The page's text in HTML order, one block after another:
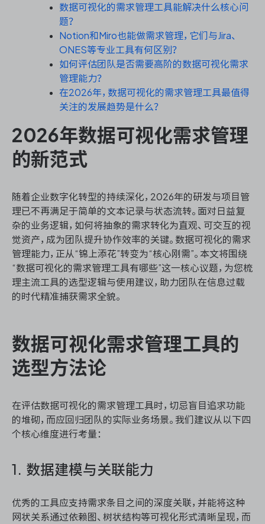
数据可视化的需求管理工具能解决什么核心问
题？
Notion和Miro也能做需求管理，它们与Jira、
ONES等专业工具有何区别？
如何评估团队是否需要高阶的数据可视化需求
管理能力？
在2026年，数据可视化的需求管理工具最值得
关注的发展趋势是什么？
2026年数据可视化需求管理
的新范式
随着企业数字化转型的持续深化，2026年的研发与项目管
理已不再满足于简单的文本记录与状态流转。面对日益复
杂的业务逻辑，如何将抽象的需求转化为直观、可交互的视
觉资产，成为团队提升协作效率的关键。数据可视化的需求
管理能力，正从“锦上添花”转变为“核心刚需”。本文将围绕
“数据可视化的需求管理工具有哪些”这一核心议题，为您梳
理主流工具的选型逻辑与使用建议，助力团队在信息过载
的时代精准捕获需求全貌。
数据可视化需求管理工具的
选型方法论
在评估数据可视化的需求管理工具时，切忌盲目追求功能
的堆砌，而应回归团队的实际业务场景。我们建议从以下四
个核心维度进行考量：
1. 数据建模与关联能力
优秀的工具应支持需求条目之间的深度关联，并能将这种
网状关系通过依赖图、树状结构等可视化形式清晰呈现，而